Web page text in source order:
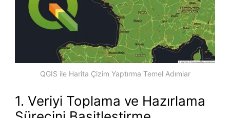
QGIS ile Harita Çizim Yaptırma Temel Adımlar
1. Veriyi Toplama ve Hazırlama